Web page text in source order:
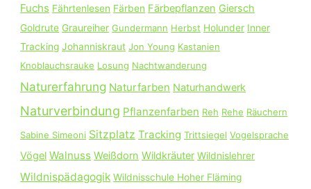
c
h
:
Fuchs Fährtenlesen Färben Färbepflanzen Giersch
Goldrute Graureiher Gundermann Herbst Holunder Inner
Tracking Johanniskraut Jon Young Kastanien
Knoblauchsrauke Losung Nachtwanderung
Naturerfahrung Naturfarben Naturhandwerk
Naturverbindung Pflanzenfarben Reh Rehe Räuchern
Sabine Simeoni Sitzplatz Tracking Trittsiegel Vogelsprache
Vögel Walnuss Weißdorn Wildkräuter Wildnislehrer
Wildnispädagogik Wildnisschule Hoher Fläming